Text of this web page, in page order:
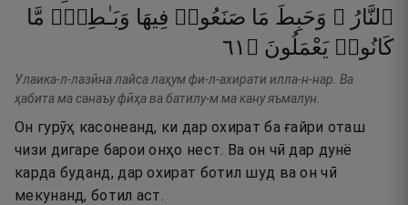
ٱلنَّارُ ۖ وَحَبِطَ مَا صَنَعُوا۟ فِيهَا وَبَـٰطِلٌۭ مَّا
كَانُوا۟ يَعْمَلُونَ ۝ ١٦
Улаика-л-лазӣна лайса лаҳум фи-л-ахирати илла-н-нар. Ва
ҳабита ма санаъу фӣҳа ва батилу-м ма кану яъмалун.
Он гурӯҳ касонеанд, ки дар охират ба ғайри оташ
чизи дигаре барои онҳо нест. Ва он чӣ дар дунё
карда буданд, дар охират ботил шуд ва он чӣ
мекунанд, ботил аст.